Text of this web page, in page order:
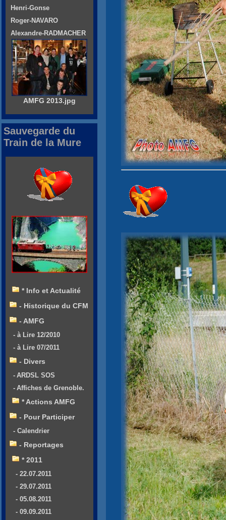
Henri-Gonse
Roger-NAVARO
Alexandre-RADMACHER
AMFG 2013.jpg
Sauvegarde du
Train de la Mure
* Info et Actualité
- Historique du CFM
- AMFG
- à Lire 12/2010
- à Lire 07/2011
- Divers
- ARDSL SOS
- Affiches de Grenoble.
* Actions AMFG
- Pour Participer
- Calendrier
- Reportages
* 2011
- 22.07.2011
- 29.07.2011
- 05.08.2011
- 09.09.2011